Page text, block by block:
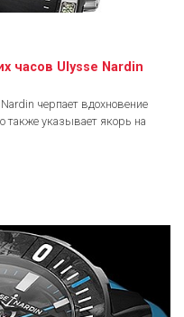
часов Ulysse Nardin
черпает вдохновение
также указывает якорь на